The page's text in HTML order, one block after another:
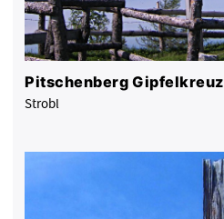
Pitschenberg Gipfelkreuz
Strobl